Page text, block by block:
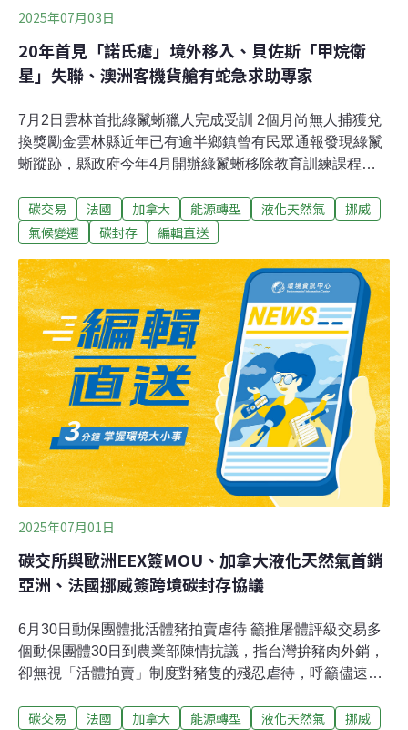
2025年07月03日
20年首見「諾氏瘧」境外移入、貝佐斯「甲烷衛
星」失聯、澳洲客機貨艙有蛇急求助專家
7月2日雲林首批綠鬣蜥獵人完成受訓 2個月尚無人捕獲兌
換獎勵金雲林縣近年已有逾半鄉鎮曾有民眾通報發現綠鬣
蜥蹤跡，縣政府今年4月開辦綠鬣蜥移除教育訓練課程，
已2個月，尚無獵人成功捕捉綠鬣蜥兌換獎勵金，農業處
已在古坑、北港設立綠鬣蜥收受站，供獵人繳交捕捉個體
推「流刺網退出東北角」保育生態新北農業局預計在今年
7月中旬公告修正規範，流刺網退出東北角3海浬，讓海岸
生態遠離「幽靈捕撈」風險。農業局長諶錫輝表示，為維
護海洋資源，新北在六都首推刺網漁具實名制，落實責任
漁業，並自2017年至2024年輔導近7成，共計585艘的刺
網漁船轉型。（聯合報報導）
碳交易 法國 加拿大 能源轉型 液化天然氣
挪威
氣候變遷
碳封存 編輯直送
2025年07月01日
碳交所與歐洲EEX簽MOU、加拿大液化天然氣首銷
亞洲、法國挪威簽跨境碳封存協議
6月30日動保團體批活體豬拍賣虐待 籲推屠體評級交易多
個動保團體30日到農業部陳情抗議，指台灣拚豬肉外銷，
卻無視「活體拍賣」制度對豬隻的殘忍虐待，呼籲儘速推
農業部則回應，將依產業發展共識，逐步推動轉型，兼顧
碳交易 法國 加拿大 能源轉型 液化天然氣
挪威